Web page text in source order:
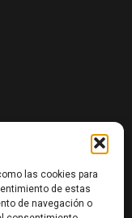
las cookies para
de estas
de navegación o